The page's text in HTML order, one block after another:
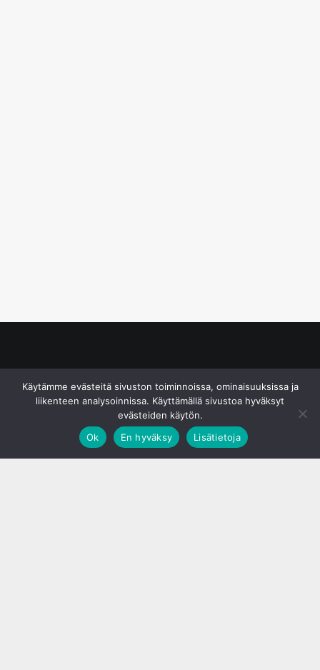
Käytämme evästeitä sivuston toiminnoissa, ominaisuuksissa ja
liikenteen analysoinnissa. Käyttämällä sivustoa hyväksyt
evästeiden käytön.
Ok
En hyväksy Lisätietoja